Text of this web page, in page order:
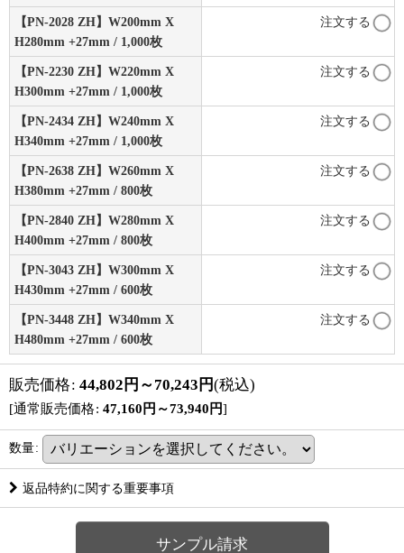
【PN-2028 ZH】W200mm X
H280mm +27mm / 1,000枚
注文する
【PN-2230 ZH】W220mm X
H300mm +27mm / 1,000枚
注文する
【PN-2434 ZH】W240mm X
H340mm +27mm / 1,000枚
注文する
【PN-2638 ZH】W260mm X
H380mm +27mm / 800枚
注文する
【PN-2840 ZH】W280mm X
H400mm +27mm / 800枚
注文する
【PN-3043 ZH】W300mm X
H430mm +27mm / 600枚
注文する
【PN-3448 ZH】W340mm X
H480mm +27mm / 600枚
注文する
販売価格: 44,802 円 ～70,243 円(税込)
[通常販売価格: 47,160 円 ～73,940 円]
数量:
返品特約に関する重要事項
サンプル請求